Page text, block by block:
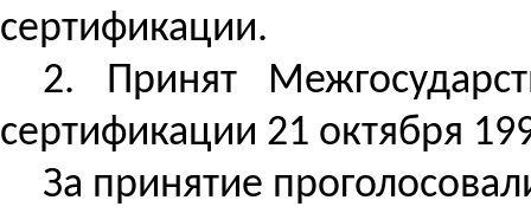
сертификации.
2. Принят
сертификации 21 октября
За принятие